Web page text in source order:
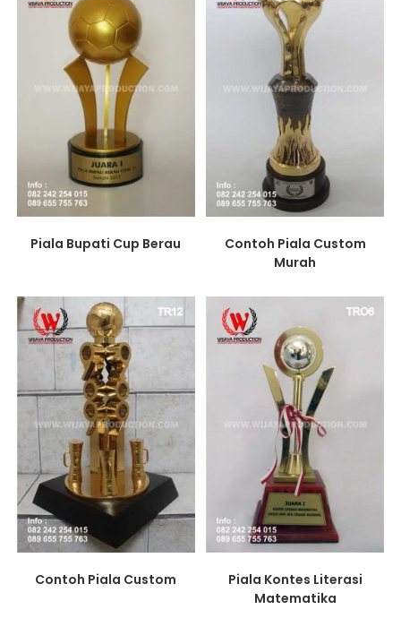
Piala Bupati Cup Berau
Contoh Piala Custom
Murah
Contoh Piala Custom
Piala Kontes Literasi
Matematika